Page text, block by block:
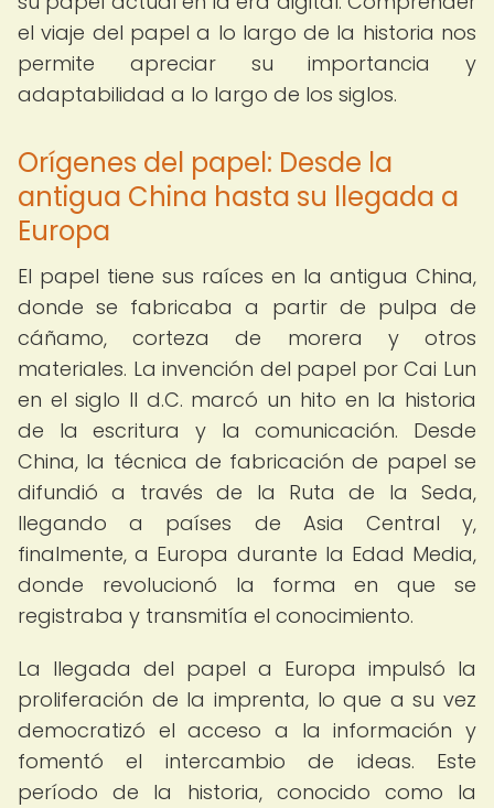
el viaje del papel a lo largo de la historia nos
permite apreciar su importancia y
adaptabilidad a lo largo de los siglos.
Orígenes del papel: Desde la
antigua China hasta su llegada a
Europa
El papel tiene sus raíces en la antigua China,
donde se fabricaba a partir de pulpa de
cáñamo, corteza de morera y otros
materiales. La invención del papel por Cai Lun
en el siglo II d.C. marcó un hito en la historia
de la escritura y la comunicación. Desde
China, la técnica de fabricación de papel se
difundió a través de la Ruta de la Seda,
llegando a países de Asia Central y,
finalmente, a Europa durante la Edad Media,
donde revolucionó la forma en que se
registraba y transmitía el conocimiento.
La llegada del papel a Europa impulsó la
proliferación de la imprenta, lo que a su vez
democratizó el acceso a la información y
fomentó el intercambio de ideas. Este
período de la historia, conocido como la